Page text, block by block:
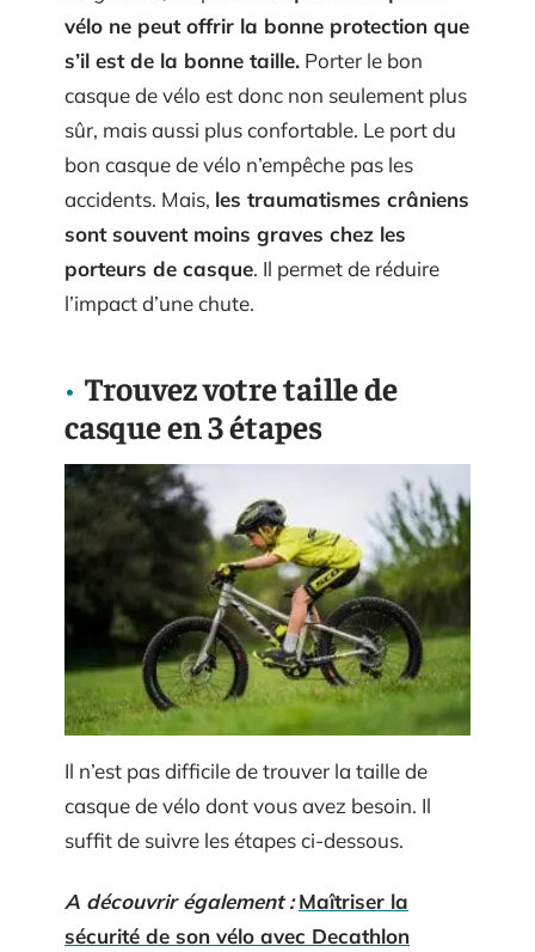
vélo ne peut offrir la bonne protection que
s’il est de la bonne taille. Porter le bon
casque de vélo est donc non seulement plus
sûr, mais aussi plus confortable. Le port du
bon casque de vélo n’empêche pas les
accidents. Mais, les traumatismes crâniens
sont souvent moins graves chez les
porteurs de casque. Il permet de réduire
l’impact d’une chute.
Trouvez votre taille de
casque en 3 étapes
Il n’est pas difficile de trouver la taille de
casque de vélo dont vous avez besoin. Il
suffit de suivre les étapes ci-dessous.
A découvrir également : Maîtriser la
sécurité de son vélo avec Decathlon